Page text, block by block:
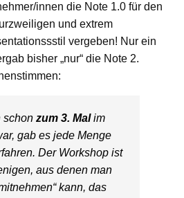
innen die Note 1.0 für den
und extrem
vergeben! Nur ein
bisher „nur“ die Note 2.
schon zum 3. Malim
gab es jede Menge
Der Workshop ist
aus denen man
kann, das